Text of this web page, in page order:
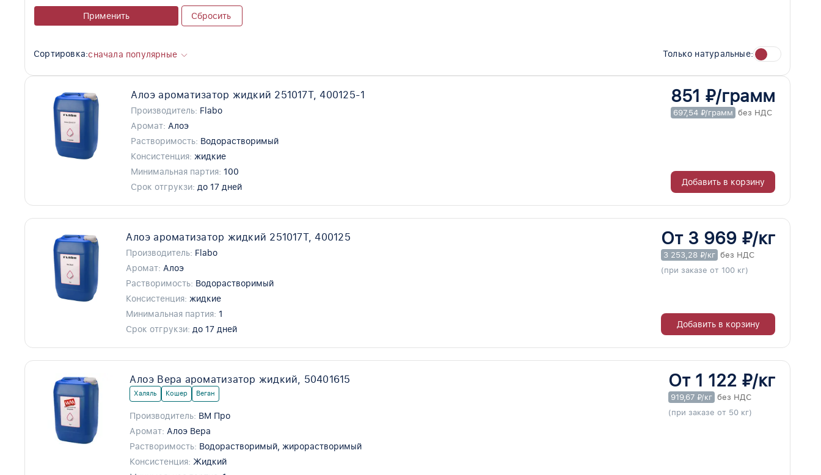
Применить Сбросить
Сортировка:сначала популярные Только натуральные:
Алоэ ароматизатор жидкий 251017T, 400125-1
Производитель: Flabo
Аромат: Алоэ
Растворимость: Водорастворимый
Консистенция: жидкие
Минимальная партия: 100
Срок отгрукзи: до 17 дней
851 ₽/грамм
697,54 ₽/грамм без НДС
Добавить в корзину
Алоэ ароматизатор жидкий 251017T, 400125
Производитель: Flabo
Аромат: Алоэ
Растворимость: Водорастворимый
Консистенция: жидкие
Минимальная партия: 1
Срок отгрукзи: до 17 дней
От 3 969 ₽/кг
3 253,28 ₽/кг без НДС
(при заказе от 100 кг)
Добавить в корзину
Алоэ Вера ароматизатор жидкий, 50401615
Халяль Кошер Веган
Производитель: ВМ Про
Аромат: Алоэ Вера
Растворимость: Водорастворимый, жирорастворимый
Консистенция: Жидкий
От 1 122 ₽/кг
919,67 ₽/кг без НДС
(при заказе от 50 кг)